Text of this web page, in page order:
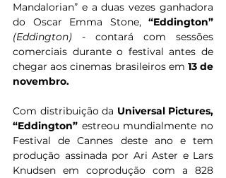
Mandalorian” e a duas vezes ganhadora
do Oscar Emma Stone, “Eddington”
(Eddington) - contará com sessões
comerciais durante o festival antes de
chegar aos cinemas brasileiros em 13 de
novembro.
Com distribuição da Universal Pictures,
“Eddington” estreou mundialmente no
Festival de Cannes deste ano e tem
produção assinada por Ari Aster e Lars
Knudsen em coprodução com a 828